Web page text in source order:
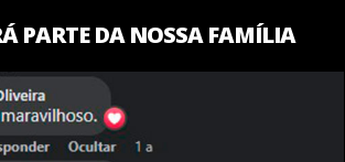
PARTE DA NOSSA FAMÍLIA